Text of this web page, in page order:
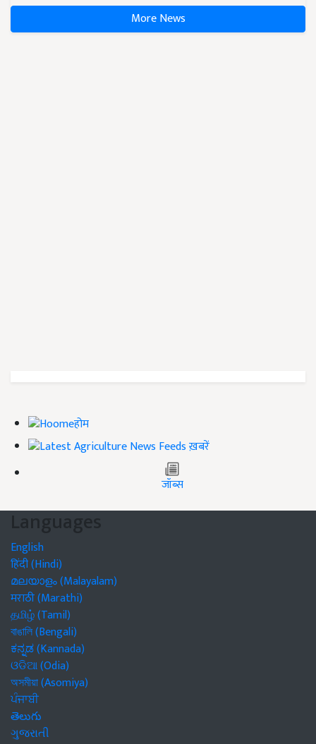
More News
होम
ख़बरें
जॉब्स
Languages
English
हिंदी (Hindi)
മലയാളം (Malayalam)
मराठी (Marathi)
தமிழ் (Tamil)
বাঙালি (Bengali)
ಕನ್ನಡ (Kannada)
ଓଡିଆ (Odia)
অসমীয়া (Asomiya)
ਪੰਜਾਬੀ
తెలుగు
ગુજરાતી